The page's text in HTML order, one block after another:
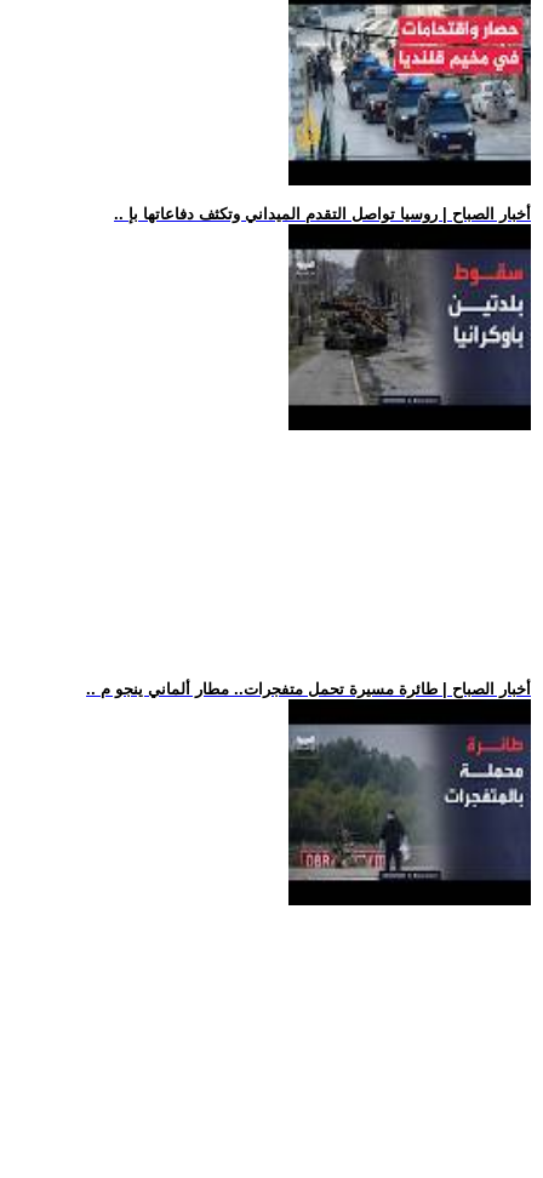
.. أخبار الصباح | روسيا تواصل التقدم الميداني وتكثف دفاعاتها بإ
.. أخبار الصباح | طائرة مسيرة تحمل متفجرات.. مطار ألماني ينجو م